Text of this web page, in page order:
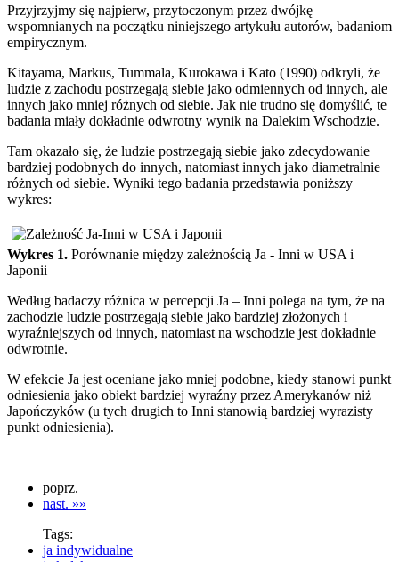
Przyjrzyjmy się najpierw, przytoczonym przez dwójkę
wspomnianych na początku niniejszego artykułu autorów, badaniom
empirycznym.
Kitayama, Markus, Tummala, Kurokawa i Kato (1990) odkryli, że
ludzie z zachodu postrzegają siebie jako odmiennych od innych, ale
innych jako mniej różnych od siebie. Jak nie trudno się domyślić, te
badania miały dokładnie odwrotny wynik na Dalekim Wschodzie.
Tam okazało się, że ludzie postrzegają siebie jako zdecydowanie
bardziej podobnych do innych, natomiast innych jako diametralnie
różnych od siebie. Wyniki tego badania przedstawia poniższy
wykres:
Wykres 1. Porównanie między zależnością Ja - Inni w USA i
Japonii
Według badaczy różnica w percepcji Ja – Inni polega na tym, że na
zachodzie ludzie postrzegają siebie jako bardziej złożonych i
wyraźniejszych od innych, natomiast na wschodzie jest dokładnie
odwrotnie.
W efekcie Ja jest oceniane jako mniej podobne, kiedy stanowi punkt
odniesienia jako obiekt bardziej wyraźny przez Amerykanów niż
Japończyków (u tych drugich to Inni stanowią bardziej wyrazisty
punkt odniesienia).
poprz.
nast. »»
Tags:
ja indywidualne